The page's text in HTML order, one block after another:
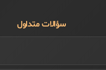
سؤالات متداول